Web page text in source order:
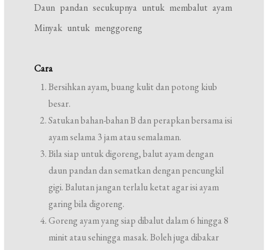
Daun pandan secukupnya untuk membalut ayam
Minyak untuk menggoreng
Cara
Bersihkan ayam, buang kulit dan potong kiub
besar.
Satukan bahan-bahan B dan perapkan bersama isi
ayam selama 3 jam atau semalaman.
Bila siap untuk digoreng, balut ayam dengan
daun pandan dan sematkan dengan pencungkil
gigi. Balutan jangan terlalu ketat agar isi ayam
garing bila digoreng.
Goreng ayam yang siap dibalut dalam 6 hingga 8
minit atau sehingga masak. Boleh juga dibakar